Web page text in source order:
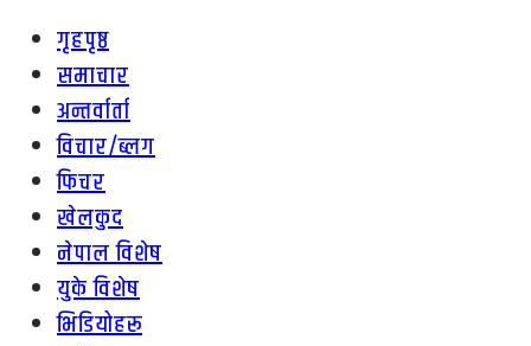
गृहपृष्ठ
समाचार
अन्तर्वार्ता
विचार/ब्लग
फिचर
खेलकुद
नेपाल विशेष
युके विशेष
भिडियोहरू